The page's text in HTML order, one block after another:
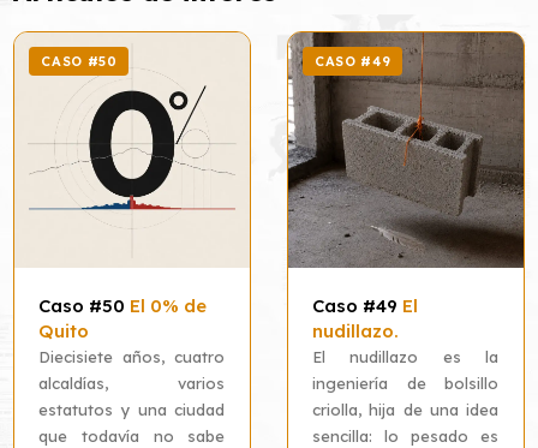
CASO #50
Caso #50 El 0% de
Quito
Diecisiete años, cuatro
alcaldías, varios
estatutos y una ciudad
que todavía no sabe
CASO #49
Caso #49 El
nudillazo.
El nudillazo es la
ingeniería de bolsillo
criolla, hija de una idea
sencilla: lo pesado es